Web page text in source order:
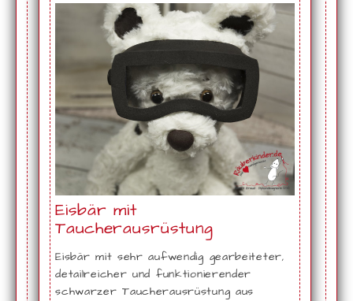
Eisbär mit
Taucherausrüstung
Eisbär mit sehr aufwendig gearbeiteter,
detailreicher und funktionierender
schwarzer Taucherausrüstung aus